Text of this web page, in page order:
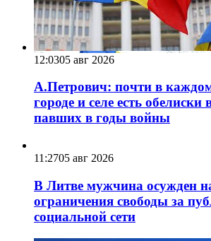
12:0305 авг 2026
А.Петрович: почти в
городе и селе есть обелиски
павших в годы войны
11:2705 авг 2026
В Литве мужчина осужден
ограничения свободы за
социальной сети